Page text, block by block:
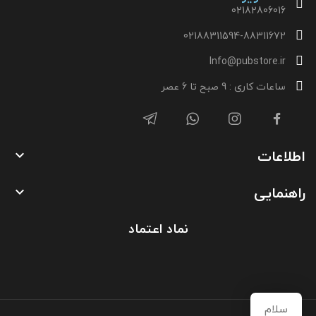
02182806016
02188311594-88311672
Info@pubstore.ir
ساعات کاری : 9 صبح تا 6 عصر
اطلاعات 
راهنمایی 
نماد اعتماد
سلام